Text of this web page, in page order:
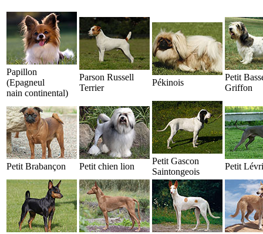
Papillon
(Epagneul
nain continental)
Parson Russell
Terrier
Pékinois
Petit
Griffon
Petit Brabançon Petit chien lion
Petit Gascon
Saintongeois
Petit